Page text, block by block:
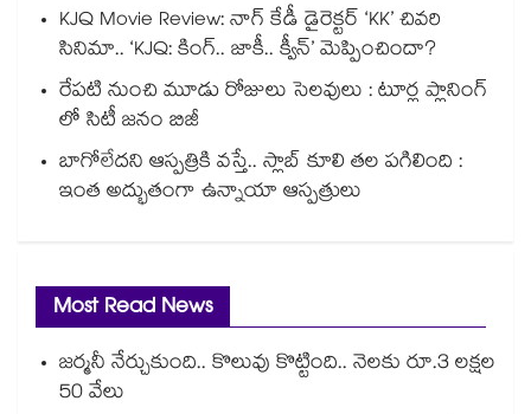
KJQ Movie Review: నాగ్ కేడీ డైరెక్టర్ ‘KK’ చివరి
సినిమా.. ‘KJQ: కింగ్.. జాకీ.. క్వీన్’ మెప్పించిందా?
రేపటి నుంచి మూడు రోజులు సెలవులు : టూర్ల ప్లానింగ్
లో సిటీ జనం బిజీ
బాగోలేదని ఆస్పత్రికి వస్తే.. స్లాబ్ కూలి తల పగిలింది :
ఇంత అద్భుతంగా ఉన్నాయా ఆస్పత్రులు
Most Read News
జర్మనీ నేర్చుకుంది.. కొలువు కొట్టింది.. నెలకు రూ.3 లక్షల
50 వేలు